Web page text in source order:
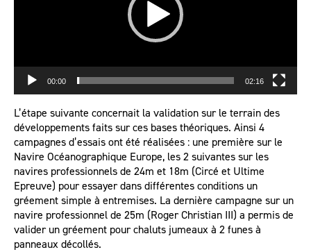
00:00 02:16
L’étape suivante concernait la validation sur le terrain des
développements faits sur ces bases théoriques. Ainsi 4
campagnes d’essais ont été réalisées : une première sur le
Navire Océanographique Europe, les 2 suivantes sur les
navires professionnels de 24m et 18m (Circé et Ultime
Epreuve) pour essayer dans différentes conditions un
gréement simple à entremises. La dernière campagne sur un
navire professionnel de 25m (Roger Christian III) a permis de
valider un gréement pour chaluts jumeaux à 2 funes à
panneaux décollés.